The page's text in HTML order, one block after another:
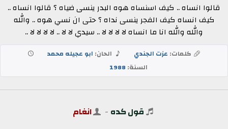
قالوا انساه .. كيف اسنساه هوه البدر ينسى ضياه ؟ قالوا انساه ..
كيف انساه كيف الفجر ينسى نداه ؟ حتى ان نسي هوه .. والله
والله والله انا ما انساه لا لا لا لا .. سيدي لا لا .. لا لا لا لا ..
كلمات: عزت الجندي الحان: ابو عجيله محمد
السنة:1988
قول كده - انغام